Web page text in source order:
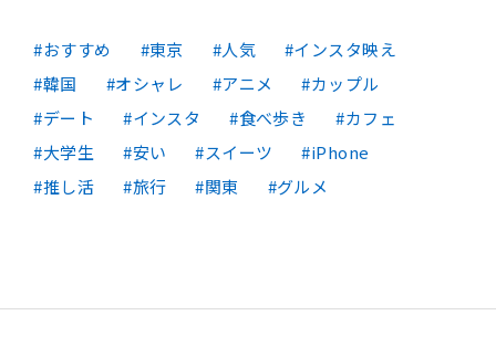
おすすめ 東京 人気
インスタ映え
韓国
オシャレ アニメ
カップル
デート
インスタ 食べ歩き
カフェ
大学生
安い スイーツ
iPhone
推し活
旅行 関東 グルメ